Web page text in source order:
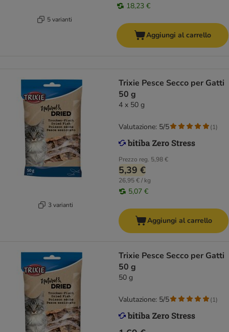
5 varianti
18,23 €
Aggiungi al carrello
3 varianti
Trixie Pesce Secco per Gatti
50 g
4 x 50 g
Prezzo reg. 5,98 €
5,39 €
26,95 € / kg
5,07 €
Valutazione: 5/5 (1)
Aggiungi al carrello
Trixie Pesce Secco per Gatti
50 g
50 g
Valutazione: 5/5 (1)